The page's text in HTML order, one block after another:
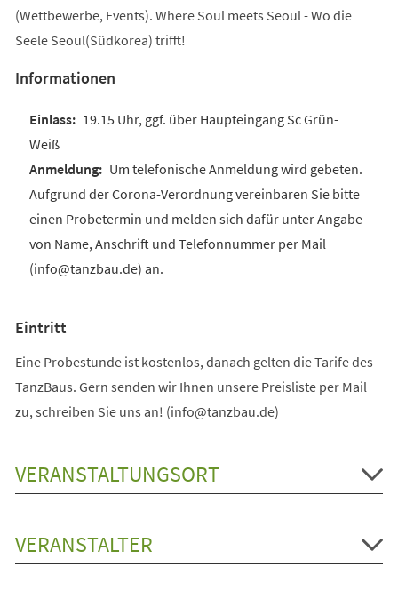
(Wettbewerbe, Events). Where Soul meets Seoul - Wo die
Seele Seoul(Südkorea) trifft!
Informationen
19.15 Uhr, ggf. über Haupteingang Sc Grün-
Weiß
Um telefonische Anmeldung wird gebeten.
Aufgrund der Corona-Verordnung vereinbaren Sie bitte
einen Probetermin und melden sich dafür unter Angabe
von Name, Anschrift und Telefonnummer per Mail
(info@tanzbau.de) an.
Eintritt
Eine Probestunde ist kostenlos, danach gelten die Tarife des
TanzBaus. Gern senden wir Ihnen unsere Preisliste per Mail
zu, schreiben Sie uns an! (info@tanzbau.de)
VERANSTALTUNGSORT
VERANSTALTER